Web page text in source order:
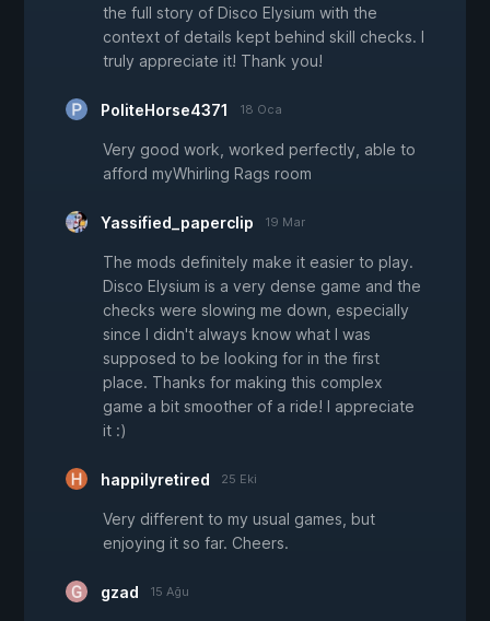
the full story of Disco Elysium with the
context of details kept behind skill checks. I
truly appreciate it! Thank you!
PoliteHorse4371 18 Oca
Very good work, worked perfectly, able to
afford myWhirling Rags room
Yassified_paperclip 19 Mar
The mods definitely make it easier to play.
Disco Elysium is a very dense game and the
checks were slowing me down, especially
since I didn't always know what I was
supposed to be looking for in the first
place. Thanks for making this complex
game a bit smoother of a ride! I appreciate
it :)
happilyretired 25 Eki
Very different to my usual games, but
enjoying it so far. Cheers.
gzad 15 Ağu